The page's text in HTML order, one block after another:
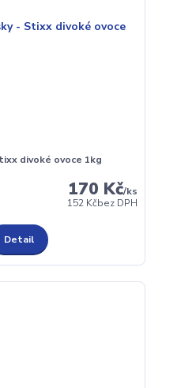
divoké ovoce 1kg
170 Kč/ks
152 Kčbez DPH
Detail